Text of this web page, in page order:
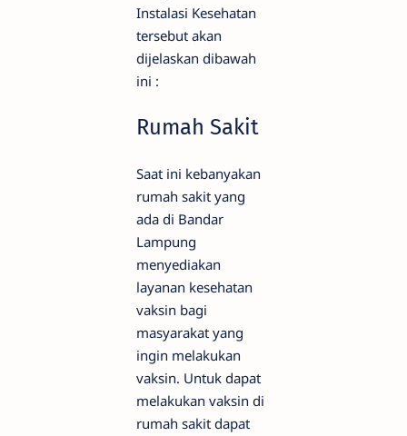
Instalasi Kesehatan
tersebut akan
dijelaskan dibawah
ini :
Rumah Sakit
Saat ini kebanyakan
rumah sakit yang
ada di Bandar
Lampung
menyediakan
layanan kesehatan
vaksin bagi
masyarakat yang
ingin melakukan
vaksin. Untuk dapat
melakukan vaksin di
rumah sakit dapat